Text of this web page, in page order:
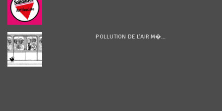
POLLUTION DE L’AIR M�...